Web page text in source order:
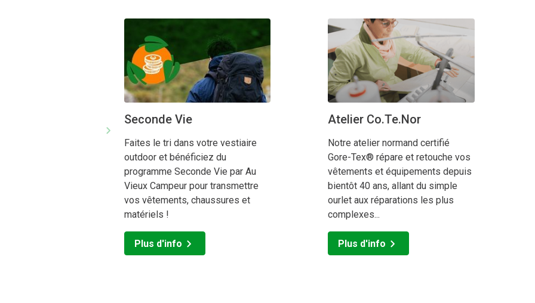
Visiter Au Vieux Campeur, c’est bien plus qu’une simple séance de shopping. Contrairement aux
boutiques sont conçues pour offrir un accueil chaleureux, en recréant l’univers des activités
Seconde Vie
Faites le tri dans votre vestiaire
outdoor et bénéficiez du
programme Seconde Vie par Au
Vieux Campeur pour transmettre
vos vêtements, chaussures et
matériels !
Plus d'info
Atelier Co.Te.Nor
Notre atelier normand certifié
Gore-Tex® répare et retouche vos
vêtements et équipements depuis
bientôt 40 ans, allant du simple
ourlet aux réparations les plus
complexes...
Plus d'info